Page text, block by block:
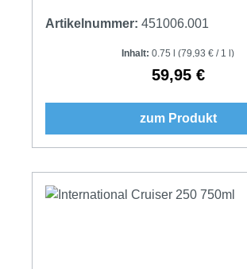
Artikelnummer: 451006.001
Inhalt: 0.75 l (79,93 € / 1 l)
Regulärer Preis:
59,95 €
zum Produkt